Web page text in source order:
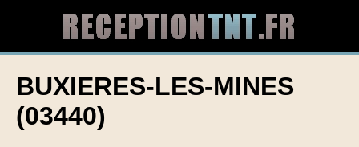
BUXIERES-LES-MINES
(03440)